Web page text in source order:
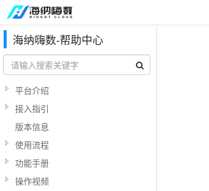
海纳嗨数-帮助中心
平台介绍
接入指引
版本信息
使用流程
功能手册
操作视频